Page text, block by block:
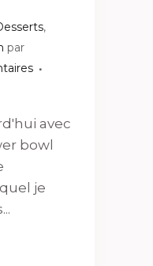
,
par
avec
bowl
je